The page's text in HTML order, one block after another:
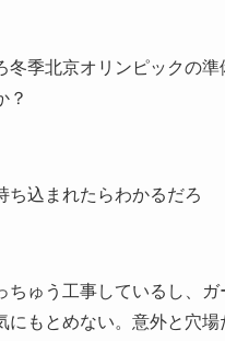
冬季北京オリンピックの準
？
ち込まれたらわかるだろ
ちゅう工事しているし、
にもとめない。意外と穴場